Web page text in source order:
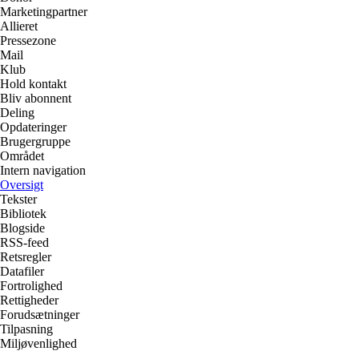
Marketingpartner
Allieret
Pressezone
Mail
Klub
Hold kontakt
Bliv abonnent
Deling
Opdateringer
Brugergruppe
Området
Intern navigation
Oversigt
Tekster
Bibliotek
Blogside
RSS-feed
Retsregler
Datafiler
Fortrolighed
Rettigheder
Forudsætninger
Tilpasning
Miljøvenlighed